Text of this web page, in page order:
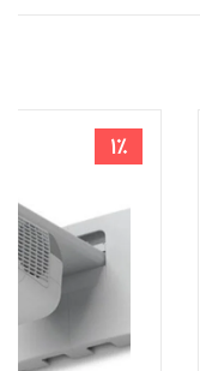
1٪